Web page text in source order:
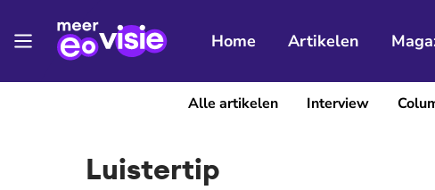
Home Artikelen
Alle artikelen Interview
Luistertip